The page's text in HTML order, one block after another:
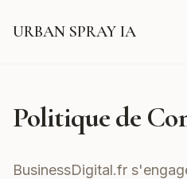
URBAN SPRAY IA
Politique de
BusinessDigital.fr